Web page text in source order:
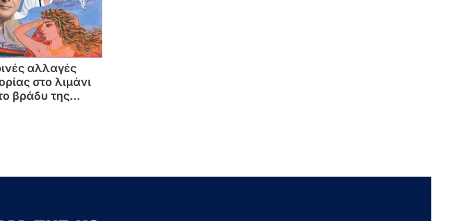
αλλαγές
στο λιμάνι
βράδυ της